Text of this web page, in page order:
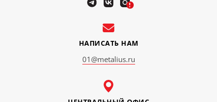
НАПИСАТЬ НАМ
01@metalius.ru
!